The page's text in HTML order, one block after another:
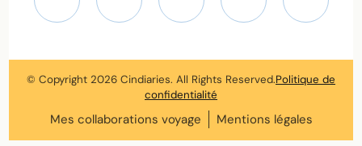
© Copyright 2026 Cindiaries. All Rights Reserved.Politique de
confidentialité
Mes collaborations voyage Mentions légales